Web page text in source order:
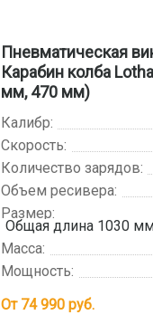
Пневматическая
Карабин колба
мм, 470 мм)
Калибр:
Скорость:
Количество зарядов:
Объем ресивера:
Размер:
Общая длина 1030
Масса:
Мощность:
От 74 990руб.